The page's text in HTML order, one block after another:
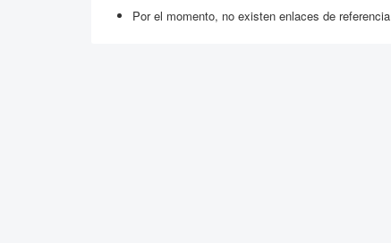
Por el momento, no existen enlaces de referencia